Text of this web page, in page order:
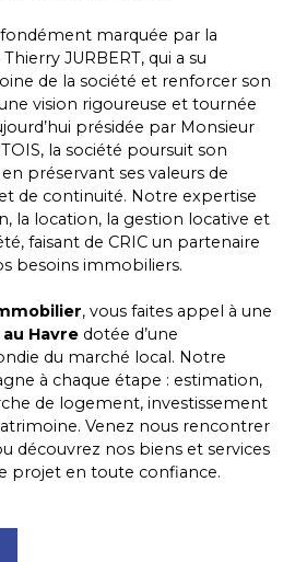
marquée par la
JURBERT, qui a su
de la société et renforcer son
vision rigoureuse et tournée
présidée par Monsieur
la société poursuit son
préservant ses valeurs de
de continuité. Notre expertise
la location, la gestion locative et
faisant de CRIC un partenaire
besoins immobiliers.
, vous faites appel à une
au Havre dotée d’une
du marché local. Notre
à chaque étape : estimation,
de logement, investissement
Venez nous rencontrer
découvrez nos biens et services
projet en toute confiance.